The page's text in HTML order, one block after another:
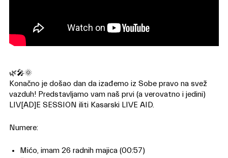
🌿🎤🌞
Konačno je došao dan da izađemo iz Sobe pravo na svež
vazduh! Predstavljamo vam naš prvi (a verovatno i jedini)
LIV[AD]E SESSION iliti Kasarski LIVE AID.
Numere:
Mićo, imam 26 radnih majica (00:57)